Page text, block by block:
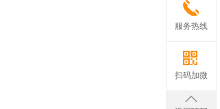
服务热线
扫码加微